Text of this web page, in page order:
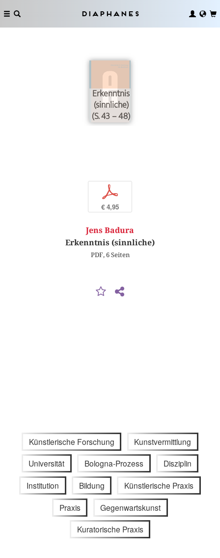
Diaphanes
Erkenntnis
(sinnliche)
(S. 43 – 48)
p
€ 4,95
Jens Badura
Erkenntnis (sinnliche)
PDF, 6 Seiten
Künstlerische Forschung Kunstvermittlung
Universität Bologna-Prozess Disziplin
Institution Bildung Künstlerische Praxis
Praxis Gegenwartskunst
Kuratorische Praxis